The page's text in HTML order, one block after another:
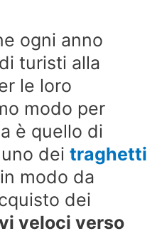
ogni anno
turisti alla
le loro
modo per
è quello di
dei traghetti
in modo da
dei
veloci verso